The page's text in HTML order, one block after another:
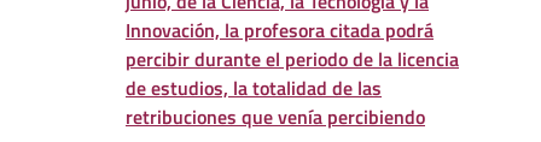
Innovación, la profesora citada podrá
percibir durante el periodo de la licencia
de estudios, la totalidad de las
retribuciones que venía percibiendo